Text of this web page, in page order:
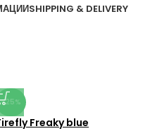
SHIPPING & DELIVERY
-25%
Freaky blue